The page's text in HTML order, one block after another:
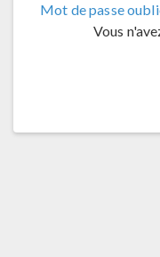
Mot de passe
Vous